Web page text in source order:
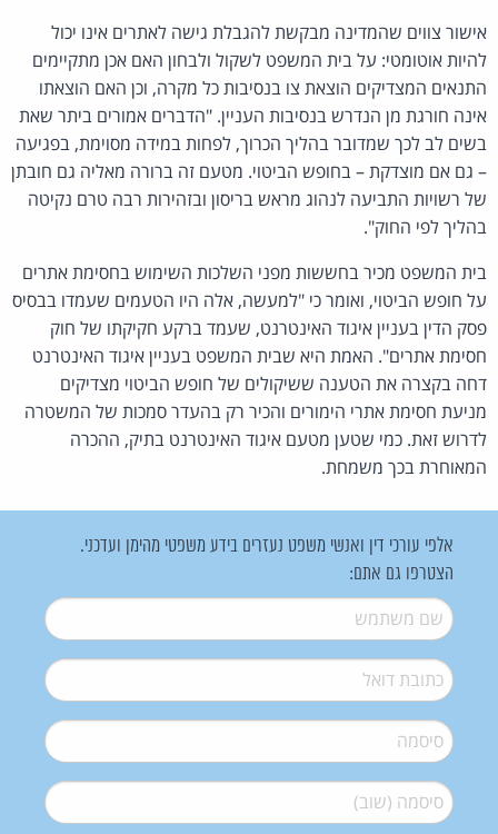
אישור צווים שהמדינה מבקשת להגבלת גישה לאתרים אינו יכול
להיות אוטומטי: על בית המשפט לשקול ולבחון האם אכן מתקיימים
התנאים המצדיקים הוצאת צו בנסיבות כל מקרה, וכן האם הוצאתו
אינה חורגת מן הנדרש בנסיבות העניין. "הדברים אמורים ביתר שאת
בשים לב לכך שמדובר בהליך הכרוך, לפחות במידה מסוימת, בפגיעה
– גם אם מוצדקת – בחופש הביטוי. מטעם זה ברורה מאליה גם חובתן
של רשויות התביעה לנהוג מראש בריסון ובזהירות רבה טרם נקיטה
בהליך לפי החוק".
בית המשפט מכיר בחששות מפני השלכות השימוש בחסימת אתרים
על חופש הביטוי, ואומר כי "למעשה, אלה היו הטעמים שעמדו בבסיס
פסק הדין בעניין איגוד האינטרנט, שעמד ברקע חקיקתו של חוק
חסימת אתרים". האמת היא שבית המשפט בעניין איגוד האינטרנט
דחה בקצרה את הטענה ששיקולים של חופש הביטוי מצדיקים
מניעת חסימת אתרי הימורים והכיר רק בהעדר סמכות של המשטרה
לדרוש זאת. כמי שטען מטעם איגוד האינטרנט בתיק, ההכרה
המאוחרת בכך משמחת.
אלפי עורכי דין ואנשי משפט נעזרים בידע משפטי מהימן ועדכני.
הצטרפו גם אתם:
שם משתמש*
דואל*
סיסמה*
סיסמה (שוב)*